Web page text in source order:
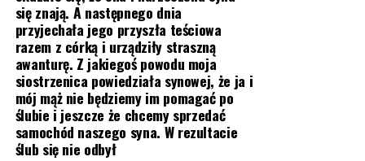
się znają. A następnego dnia
przyjechała jego przyszła teściowa
razem z córką i urządziły straszną
awanturę. Z jakiegoś powodu moja
siostrzenica powiedziała synowej, że ja i
mój mąż nie będziemy im pomagać po
ślubie i jeszcze że chcemy sprzedać
samochód naszego syna. W rezultacie
ślub się nie odbył